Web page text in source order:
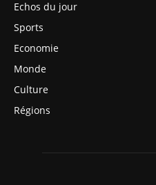
Echos du jour
Sports
Economie
Monde
Culture
Régions